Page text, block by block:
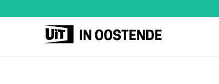
UiT